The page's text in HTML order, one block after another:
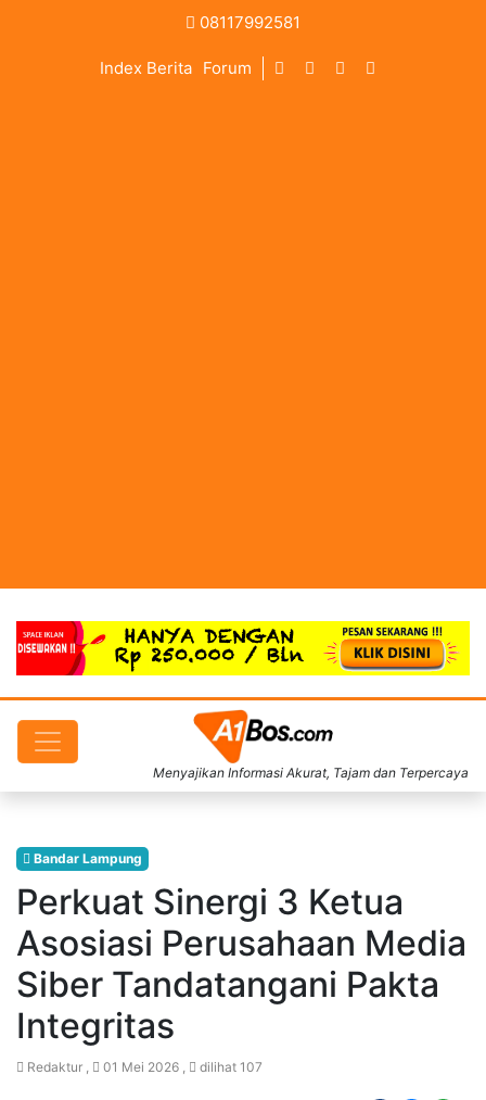
08117992581
Index Berita Forum
Menyajikan Informasi Akurat, Tajam dan Terpercaya
Bandar Lampung
Perkuat Sinergi 3 Ketua
Asosiasi Perusahaan Media
Siber Tandatangani Pakta
Integritas
Redaktur , 01 Mei 2026 , dilihat 107